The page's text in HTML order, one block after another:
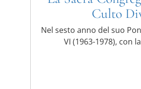
Culto
Nel sesto anno del suo
VI (1963-1978), con